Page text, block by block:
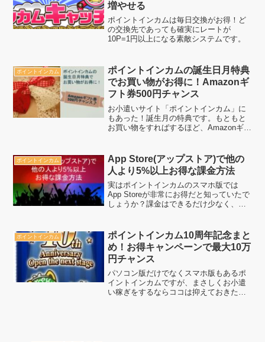
増やせる
ポイントインカムは毎日交換がお得！ど
の交換先であっても確実にレートが
10P=1円以上になる素敵システムです。
ポイントインカム
ポイントインカムの誕生日月特典
でお買い物がお得に！Amazonギ
フト券500円チャンス
お小遣いサイト「ポイントインカム」に
もあった！誕生月の特典です。もともと
お買い物をすればするほど、Amazonギフ
ればAmazonギフト券500円分のチャンス
がありま...
ポイントインカム
App Store(アップストア)で他の
人より5%以上お得な課金方法
実はポイントインカムのスマホ版では
App Storeが非常にお得だと知っていたで
しょうか？課金はできるだけ少なく、安
す。
ポイントインカム
ポイントインカム10周年記念まと
め！お得キャンペーンで最大10万
円チャンス
パソコン版だけでなくスマホ版もあるポ
イントインカムですが、まさしくお小遣
い稼ぎをするならココは抑えておきたい